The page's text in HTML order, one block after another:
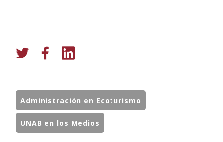
Administración en Ecoturismo
UNAB en los Medios